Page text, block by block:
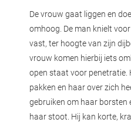
De vrouw gaat liggen en
omhoog. De man knielt
vast, ter hoogte van zijn
vrouw komen hierbij iets
open staat voor penetratie.
pakken en haar over zich
gebruiken om haar borsten
haar stoot. Hij kan korte,